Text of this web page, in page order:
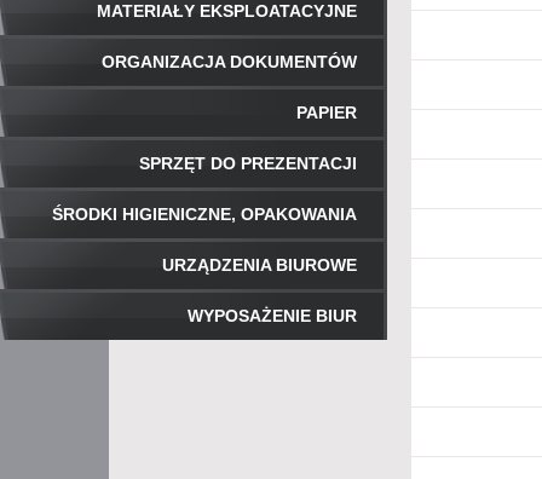
MATERIAŁY EKSPLOATACYJNE
ORGANIZACJA DOKUMENTÓW
PAPIER
SPRZĘT DO PREZENTACJI
ŚRODKI HIGIENICZNE, OPAKOWANIA
URZĄDZENIA BIUROWE
WYPOSAŻENIE BIUR